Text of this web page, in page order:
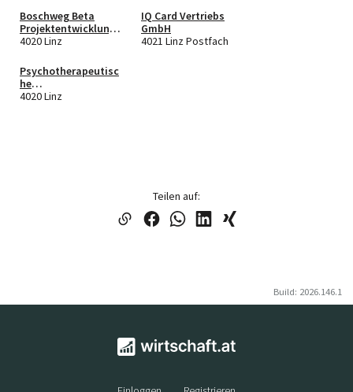
Boschweg Beta
Projektentwicklungs
GmbH & Co KG
4020 Linz
IQ Card Vertriebs
GmbH
4021 Linz Postfach
Psychotherapeutisc
he
Gemeinschaftspraxis
4020 Linz
Teilen auf:
Build: 2026.146.1